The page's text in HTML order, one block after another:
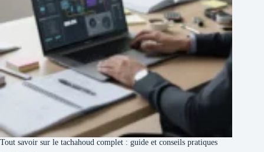
Tout savoir sur le tachahoud complet : guide et conseils pratiques